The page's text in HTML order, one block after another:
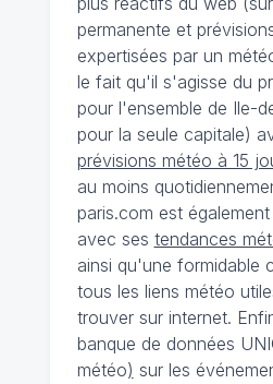
permanente et
expertisées par un
le fait qu'il s'agisse du
pour l'ensemble de Ile-
pour la seule capitale)
prévisions météo à 15
au moins
paris.com est
avec ses tendances
ainsi qu'une formidable
tous les liens météo
trouver sur internet.
banque de données
météo) sur les